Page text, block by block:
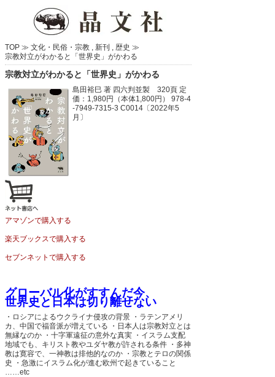
TOP ≫ 文化・民俗・宗教 , 新刊 , 歴史 ≫
宗教対立がわかると「世界史」がかわる
宗教対立がわかると「世界史」がかわる
島田裕巳 著 四六判並製 320頁 定
価：1,980円（本体1,800円）
978-4
-7949-7315-3 C0014〔2022年5
月〕
アマゾンで購入する
楽天ブックスで購入する
セブンネットで購入する
グローバル化がすすんだ今、
世界史と日本は切り離せない
・ロシアによるウクライナ侵攻の背景 ・ラテンアメリ
カ、中国で福音派が増えている ・日本人は宗教対立とは
無縁なのか ・十字軍遠征の意外な真実 ・イスラム支配
地域でも、キリスト教やユダヤ教が許される条件 ・多神
教は寛容で、一神教は排他的なのか ・宗教とテロの関係
史
・急激にイスラム化が進む欧州で起きていること
……etc